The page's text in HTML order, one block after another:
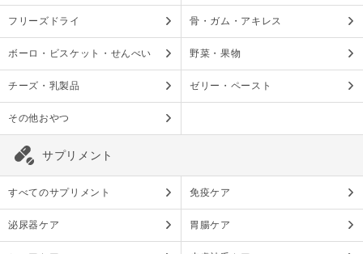
フリーズドライ 骨・ガム・アキレス
ボーロ・ビスケット・せんべい 野菜・果物
チーズ・乳製品 ゼリー・ペースト
その他おやつ
サプリメント
すべてのサプリメント 免疫ケア
泌尿器ケア 胃腸ケア